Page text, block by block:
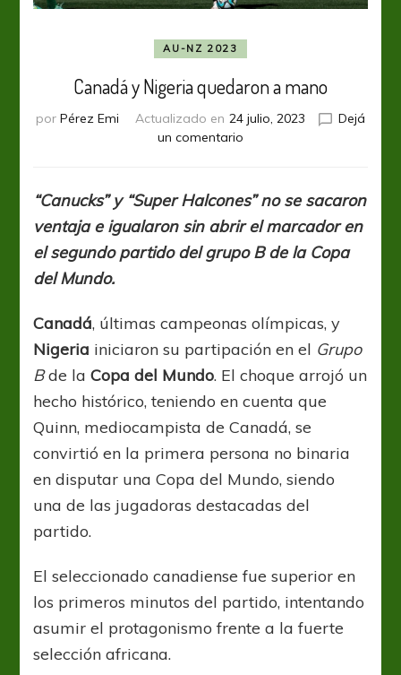
AU-NZ 2023
Canadá y Nigeria quedaron a mano
por Pérez Emi Actualizado en 24 julio, 2023
Dejá
un comentario
Nigeria
quedaron
a
mano
“Canucks” y “Super Halcones” no se sacaron
ventaja e igualaron sin abrir el marcador en
el segundo partido del grupo B de la Copa
del Mundo.
Canadá, últimas campeonas olímpicas, y
Nigeria iniciaron su partipación en el Grupo
Bde laCopa del Mundo. El choque arrojó un
hecho histórico, teniendo en cuenta que
Quinn, mediocampista de Canadá, se
convirtió en la primera persona no binaria
en disputar una Copa del Mundo, siendo
una de las jugadoras destacadas del
partido.
El seleccionado canadiense fue superior en
los primeros minutos del partido, intentando
asumir el protagonismo frente a la fuerte
selección africana.